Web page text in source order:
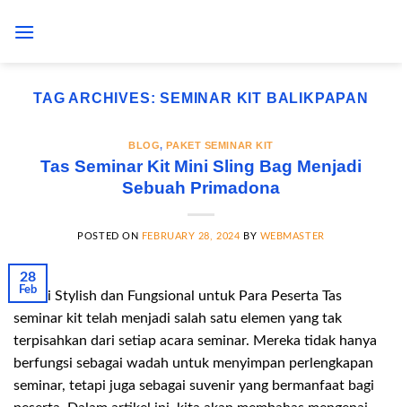
TAG ARCHIVES:SEMINAR KIT BALIKPAPAN
BLOG,PAKET SEMINAR KIT
Tas Seminar Kit Mini Sling Bag Menjadi
Sebuah Primadona
POSTED ON FEBRUARY 28, 2024 BY WEBMASTER
28
Feb
Solusi Stylish dan Fungsional untuk Para Peserta Tas
seminar kit telah menjadi salah satu elemen yang tak
terpisahkan dari setiap acara seminar. Mereka tidak hanya
berfungsi sebagai wadah untuk menyimpan perlengkapan
seminar, tetapi juga sebagai suvenir yang bermanfaat bagi